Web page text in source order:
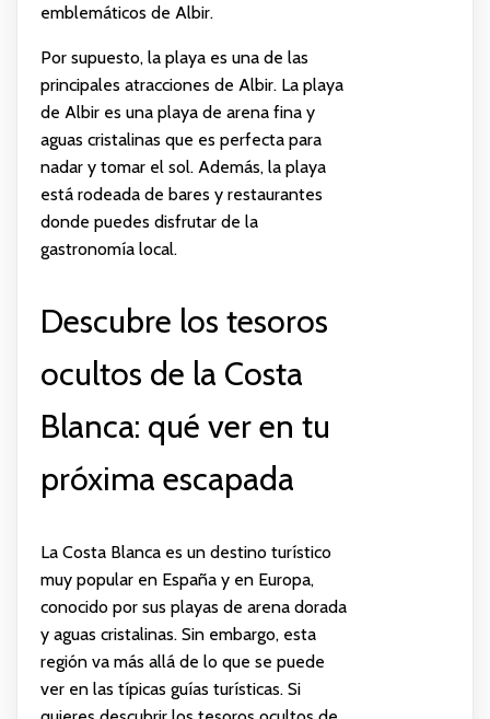
emblemáticos de Albir.
Por supuesto, la playa es una de las
principales atracciones de Albir. La playa
de Albir es una playa de arena fina y
aguas cristalinas que es perfecta para
nadar y tomar el sol. Además, la playa
está rodeada de bares y restaurantes
donde puedes disfrutar de la
gastronomía local.
Descubre los tesoros
ocultos de la Costa
Blanca: qué ver en tu
próxima escapada
La Costa Blanca es un destino turístico
muy popular en España y en Europa,
conocido por sus playas de arena dorada
y aguas cristalinas. Sin embargo, esta
región va más allá de lo que se puede
ver en las típicas guías turísticas. Si